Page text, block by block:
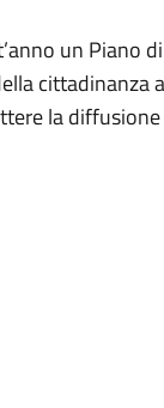
un Piano
la